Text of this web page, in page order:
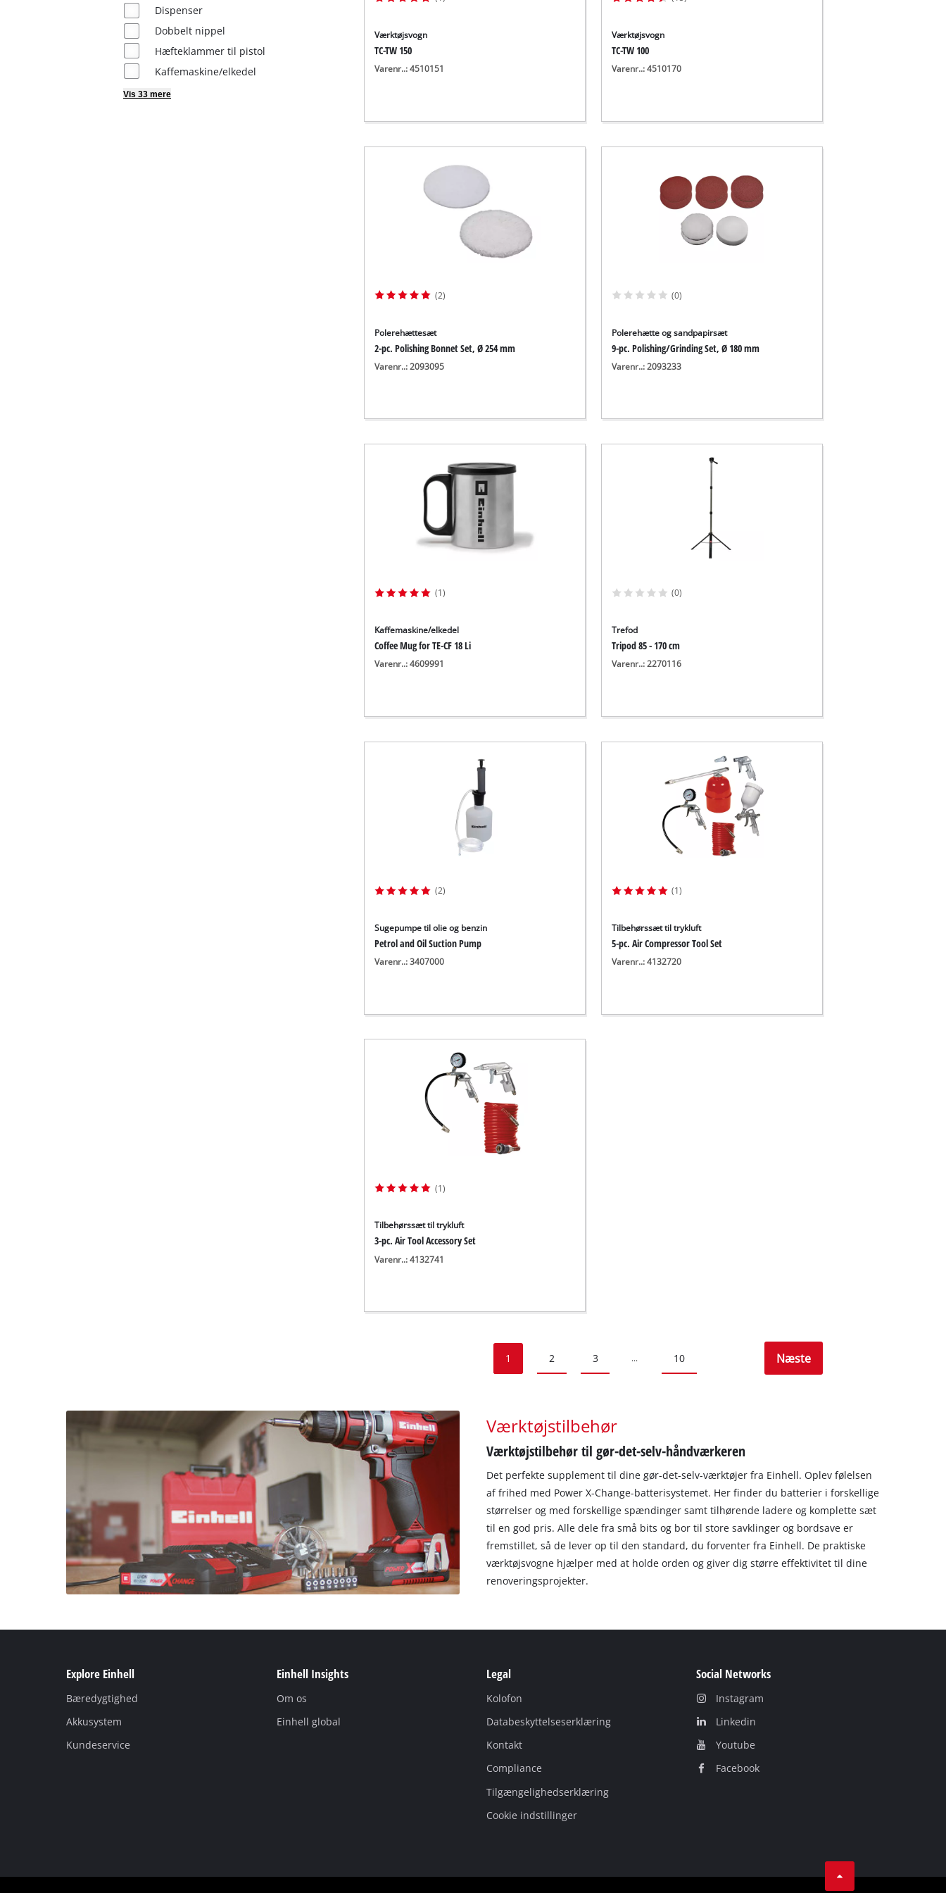
Dispenser
Dobbelt nippel
Hæfteklammer til pistol
Kaffemaskine/elkedel
Vis 33 mere
Værktøjsvogn
TC-TW 150
Varenr..: 4510151
Værktøjsvogn
TC-TW 100
Varenr..: 4510170
(2)
Polerehættesæt
2-pc. Polishing Bonnet Set, Ø 254 mm
Varenr..: 2093095
(0)
Polerehætte og sandpapirsæt
9-pc. Polishing/Grinding Set, Ø 180 mm
Varenr..: 2093233
(1)
Kaffemaskine/elkedel
Coffee Mug for TE-CF 18 Li
Varenr..: 4609991
(0)
Trefod
Tripod 85 - 170 cm
Varenr..: 2270116
(2)
Sugepumpe til olie og benzin
Petrol and Oil Suction Pump
Varenr..: 3407000
(1)
Tilbehørssæt til trykluft
5-pc. Air Compressor Tool Set
Varenr..: 4132720
(1)
Tilbehørssæt til trykluft
3-pc. Air Tool Accessory Set
Varenr..: 4132741
1 2 3 ... 10 Næste
Værktøjstilbehør
Værktøjstilbehør til gør-det-selv-håndværkeren
Det perfekte supplement til dine gør-det-selv-værktøjer fra Einhell. Oplev følelsen
af frihed med Power X-Change-batterisystemet. Her finder du batterier i forskellige
størrelser og med forskellige spændinger samt tilhørende ladere og komplette sæt
til en god pris. Alle dele fra små bits og bor til store savklinger og bordsave er
fremstillet, så de lever op til den standard, du forventer fra Einhell. De praktiske
værktøjsvogne hjælper med at holde orden og giver dig større effektivitet til dine
renoveringsprojekter.
Explore Einhell
Bæredygtighed
Akkusystem
Kundeservice
Einhell Insights
Om os
Einhell global
Legal
Kolofon
Databeskyttelseserklæring
Kontakt
Compliance
Tilgængelighedserklæring
Cookie indstillinger
Social Networks
Instagram
Linkedin
Youtube
Facebook